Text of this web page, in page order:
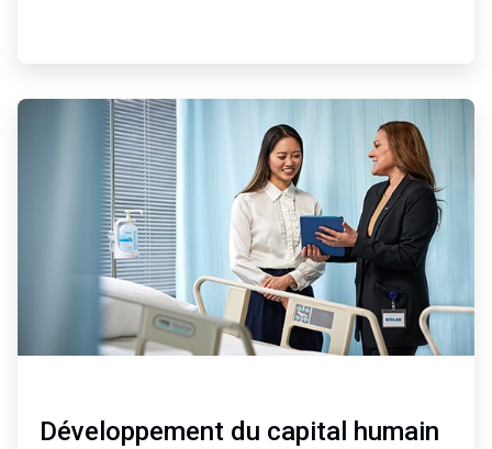
ArticleTile
Développement du capital humain